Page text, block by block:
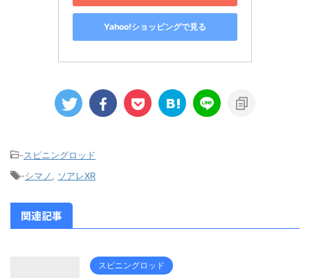
Yahoo!ショッピングで見る
-スピニングロッド
-シマノ ソアレXR
関連記事
スピニングロッド